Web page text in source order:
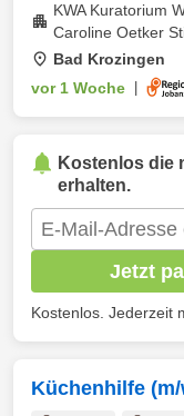
KWA Kuratorium
Caroline Oetker
Bad Krozingen
vor 1 Woche
Kostenlos die
erhalten.
Jetzt
Kostenlos. Jederzeit
Küchenhilfe